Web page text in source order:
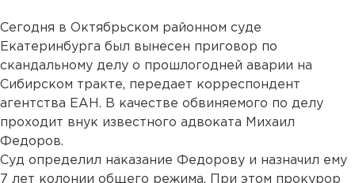
Сегодня в Октябрьском районном суде
Екатеринбурга был вынесен приговор по
скандальному делу о прошлогодней аварии на
Сибирском тракте, передает корреспондент
агентства ЕАН. В качестве обвиняемого по делу
проходит внук известного адвоката Михаил
Федоров.
Суд определил наказание Федорову и назначил ему
7 лет колонии общего режима. При этом прокурор